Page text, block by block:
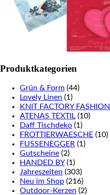
Produktkategorien
Grün & Form (44)
Lovely Linen (1)
KNIT FACTORY FASHION
ATENAS TEXTIL (10)
Daff Tischdeko (1)
FROTTIERWAESCHE (10)
FUSSENEGGER (1)
Gutscheine (2)
HANDED BY (1)
Jahreszeiten (303)
Neu im Shop (216)
Outdoor-Kerzen (2)